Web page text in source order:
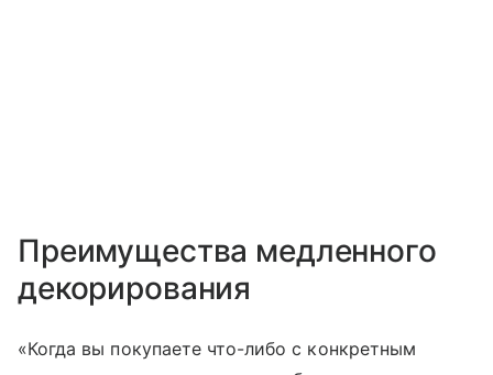
Преимущества медленного
декорирования
«Когда вы покупаете что-либо с конкретным